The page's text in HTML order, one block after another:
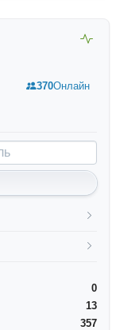
370Онлайн
0
13
357